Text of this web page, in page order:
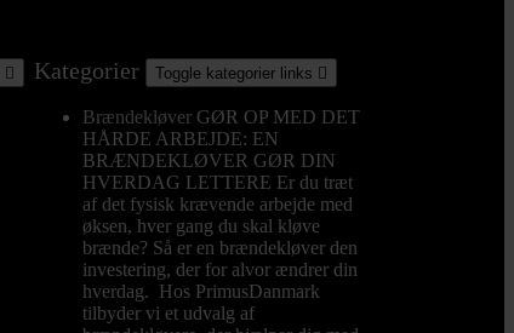
 Kategorier Toggle kategorier links 
Brændekløver GØR OP MED DET
HÅRDE ARBEJDE: EN
BRÆNDEKLØVER GØR DIN
HVERDAG LETTERE Er du træt
af det fysisk krævende arbejde med
øksen, hver gang du skal kløve
brænde? Så er en brændekløver den
investering, der for alvor ændrer din
hverdag. Hos PrimusDanmark
tilbyder vi et udvalg af